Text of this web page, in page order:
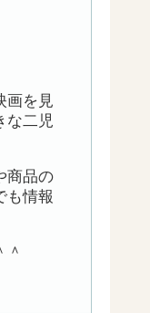
画を見
な二児
商品の
も情報
＾